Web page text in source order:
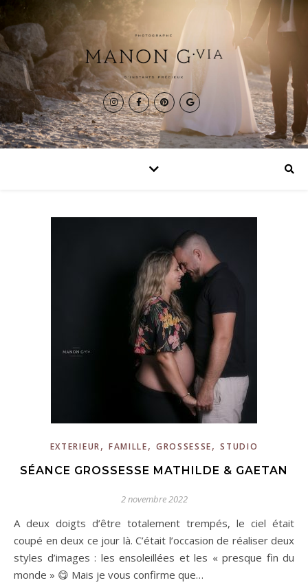
EXTERIEUR, FAMILLE, GROSSESSE,STUDIO
SÉANCE GROSSESSE MATHILDE & GAETAN
2 novembre 2022
A deux doigts d’être totalement trempés, le ciel était
coupé en deux ce jour là. C’était l’occasion de réaliser deux
styles d’images : les ensoleillées et les « presque fin du
monde » 😋 Mais je vous confirme que…